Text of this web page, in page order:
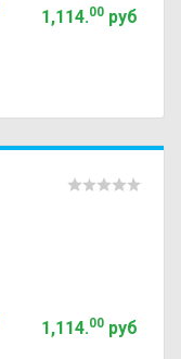
1,114.00руб
1,114.00руб